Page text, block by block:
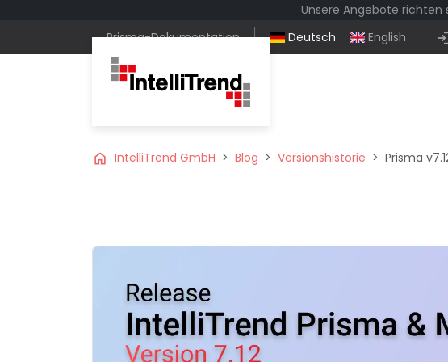
Unsere Angebote richten
Prisma-Dokumentation
Deutsch English
home IntelliTrend GmbH Blog Versionshistorie Prisma